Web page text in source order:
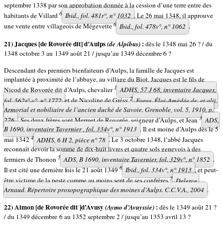
septembre 1338 par son approbation donnée à la cession d’une terre entre des
habitants de Villard 6 Ibid., fol. 481r°, n° 1032 . Le 26 mai 1348, il approuve
une vente entre villageois de Mégevette 6 Ibid., fol. 478v°, n° 1062 .
21) Jacques [de Rovorée dit] d’Aulps(de Alpibus) :dès le 1348 mai 26 ? / du
1348 octobre 3 au 1349 août 21 / jusqu’au 1349 décembre 6 ?
Descendant des premiers bienfaiteurs d’Aulps, la famille de Jacques est
implantée à proximité de l’abbaye, au village du Biot. Jacques est le fils de
Nicod de Rovorée dit d’Aulps, chevalier 1 ADHS, 57 J 68, inventaire Jacques,
fol. 562r°-v°, n° 1772 et de Nicoline de Grésy 2 Foras, Éloi-Amédée de, et alii.
Armorial et nobiliaire de l’ancien duché de Savoie. Grenoble, vol. 5, 1910, p.
276 . Ses deux frères sont Mermet de Rovorée, seigneur d’Aulps, et Jean 3 ADS,
B 1690, inventaire Tavernier , fol. 334v°, n° 1913 . Il est moine d’Aulps dès le 5
mai 1342 4 ADHS, 6 H 2, pièce n° 78 . Le 3 octobre 1348, l’abbé Jacques
reconnaît devoir la somme de dix-huit livres et quatre sols genevois à des
fermiers de Thonon 5 ADS, B 1690, inventaire Tavernier, fol. 329v°, n° 1852 .
Il est cité une dernière fois le 21 août 1349 6 Ibid., fol. 334v°, n° 1913 , et peut-
être victime de la peste comme au moins sept de ses confrères 7 Delerce,
Arnaud. Répertoire prosopographique des moines d’Aulps. C.C.V.A., 2004 .
22) Aimon [de Rovorée dit ]d’Avusy(Aymo d’Avuyssie) :dès le 1349 août 21 ?
/ du 1349 décembre 6 au 1352 septembre 2 / jusqu’au 1353 avril 13 ?